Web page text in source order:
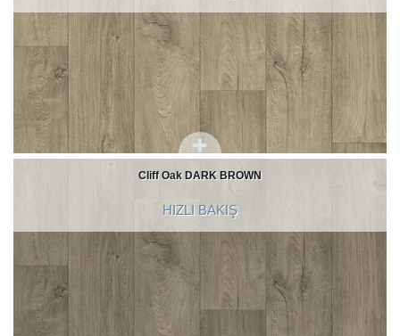
Cliff Oak DARK BROWN
HIZLI BAKIŞ